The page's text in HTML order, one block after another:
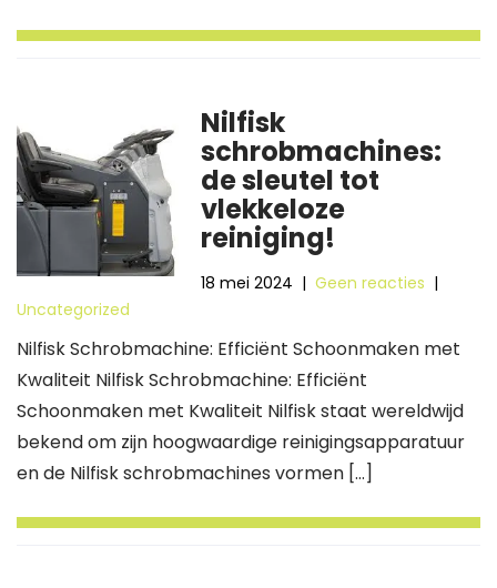
Nilfisk
schrobmachines:
de sleutel tot
vlekkeloze
reiniging!
18 mei 2024 |Geen reacties |
Uncategorized
Nilfisk Schrobmachine: Efficiënt Schoonmaken met
Kwaliteit Nilfisk Schrobmachine: Efficiënt
Schoonmaken met Kwaliteit Nilfisk staat wereldwijd
bekend om zijn hoogwaardige reinigingsapparatuur
en de Nilfisk schrobmachines vormen […]